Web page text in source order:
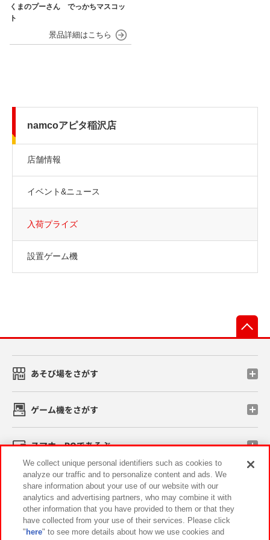
くまのプーさん でっかちマスコッ
ト
namcoアピタ稲沢店
店舗情報
イベント&ニュース
入荷プライズ
設置ゲーム機
あそび場をさがす
ゲーム機をさがす
スマホ・PCであそぶ
イベント・キャンペーン
We collect unique personal identifiers such as cookies to
analyze our traffic and to personalize content and ads. We
share information about your use of our website with our
analytics and advertising partners, who may combine it with
other information that you have provided to them or that they
have collected from your use of their services. Please click
" here" to see more details about how we use cookies and